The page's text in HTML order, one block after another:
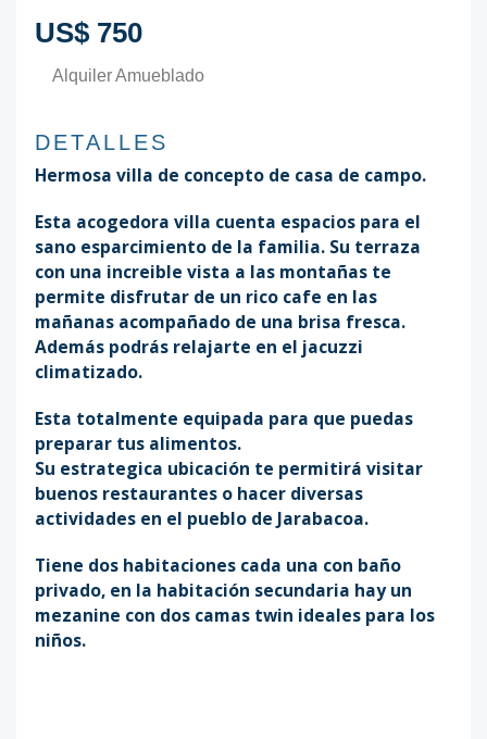
US$ 750
Alquiler Amueblado
DETALLES
Hermosa villa de concepto de casa de campo.
Esta acogedora villa cuenta espacios para el
sano esparcimiento de la familia. Su terraza
con una increible vista a las montañas te
permite disfrutar de un rico cafe en las
mañanas acompañado de una brisa fresca.
Además podrás relajarte en el jacuzzi
climatizado.
Esta totalmente equipada para que puedas
preparar tus alimentos.
Su estrategica ubicación te permitirá visitar
buenos restaurantes o hacer diversas
actividades en el pueblo de Jarabacoa.
Tiene dos habitaciones cada una con baño
privado, en la habitación secundaria hay un
mezanine con dos camas twin ideales para los
niños.